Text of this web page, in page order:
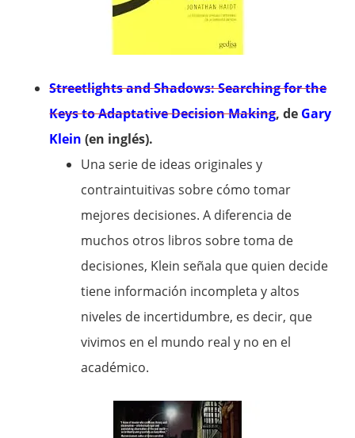
Streetlights and Shadows: Searching for the
Keys to Adaptative Decision Making, de Gary
Klein (en inglés).
Una serie de ideas originales y
contraintuitivas sobre cómo tomar
mejores decisiones. A diferencia de
muchos otros libros sobre toma de
decisiones, Klein señala que quien decide
tiene información incompleta y altos
niveles de incertidumbre, es decir, que
vivimos en el mundo real y no en el
académico.